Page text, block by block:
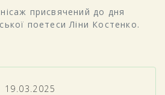
присвячений до дня
поетеси Ліни Костенко.
19.03.2025